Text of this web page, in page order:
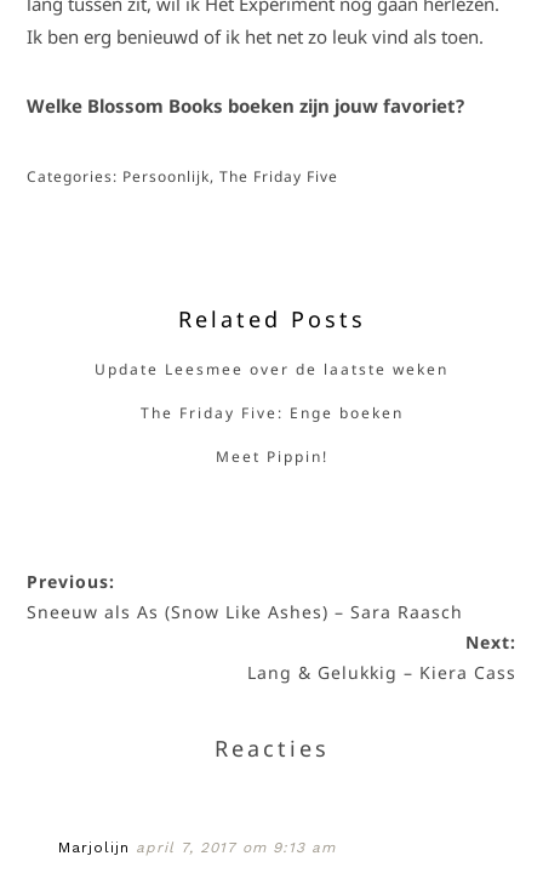
Ik ben erg benieuwd of ik het net zo leuk vind als toen.
Welke Blossom Books boeken zijn jouw favoriet?
Categories: Persoonlijk,The Friday Five
Related Posts
Update Leesmee over de laatste weken
The Friday Five: Enge boeken
Meet Pippin!
Previous:
Sneeuw als As (Snow Like Ashes) – Sara Raasch
Next:
Lang & Gelukkig – Kiera Cass
Reacties
Marjolijn april 7, 2017 om 9:13 am